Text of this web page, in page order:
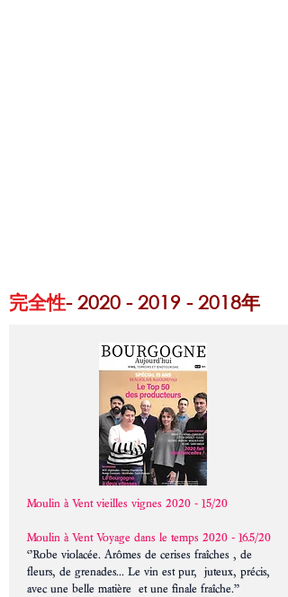
完全性- 2020 - 2019 - 2018年
Moulin à Vent vieilles vignes 2020 - 15/20
Moulin à Vent Voyage dans le temps 2020 - 16.5/20
‘’Robe violacée. Arômes de cerises fraîches , de
fleurs, de grenades... Le vin est pur, juteux, précis,
avec une belle matière et une finale fraîche.’’